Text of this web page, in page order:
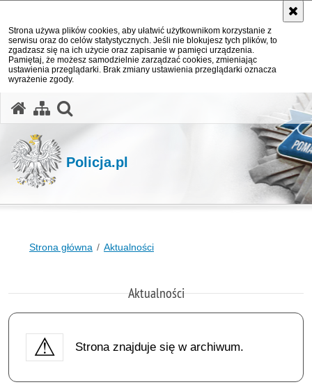
Strona używa plików cookies, aby ułatwić użytkownikom korzystanie z
serwisu oraz do celów statystycznych. Jeśli nie blokujesz tych plików, to
zgadzasz się na ich użycie oraz zapisanie w pamięci urządzenia.
Pamiętaj, że możesz samodzielnie zarządzać cookies, zmieniając
ustawienia przeglądarki. Brak zmiany ustawienia przeglądarki oznacza
wyrażenie zgody.
Policja.pl
Strona główna Aktualności
Aktualności
Strona znajduje się w archiwum.